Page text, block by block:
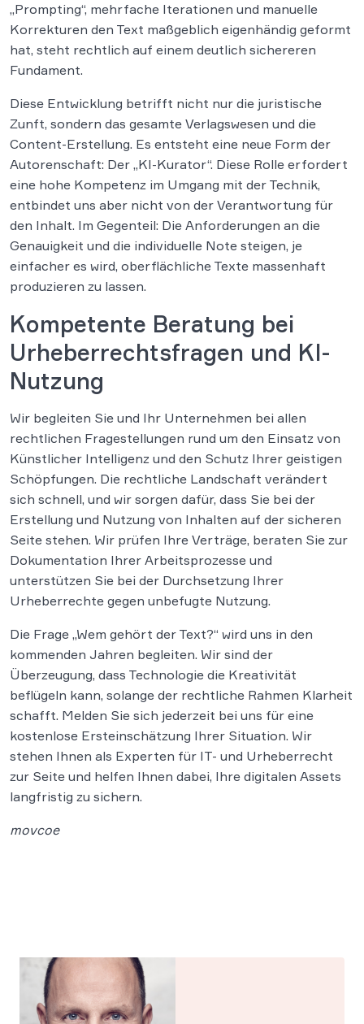
„Prompting“, mehrfache Iterationen und manuelle
Korrekturen den Text maßgeblich eigenhändig geformt
hat, steht rechtlich auf einem deutlich sichereren
Fundament.
Diese Entwicklung betrifft nicht nur die juristische
Zunft, sondern das gesamte Verlagswesen und die
Content-Erstellung. Es entsteht eine neue Form der
Autorenschaft: Der „KI-Kurator“. Diese Rolle erfordert
eine hohe Kompetenz im Umgang mit der Technik,
entbindet uns aber nicht von der Verantwortung für
den Inhalt. Im Gegenteil: Die Anforderungen an die
Genauigkeit und die individuelle Note steigen, je
einfacher es wird, oberflächliche Texte massenhaft
produzieren zu lassen.
Kompetente Beratung bei
Urheberrechtsfragen und KI-
Nutzung
Wir begleiten Sie und Ihr Unternehmen bei allen
rechtlichen Fragestellungen rund um den Einsatz von
Künstlicher Intelligenz und den Schutz Ihrer geistigen
Schöpfungen. Die rechtliche Landschaft verändert
sich schnell, und wir sorgen dafür, dass Sie bei der
Erstellung und Nutzung von Inhalten auf der sicheren
Seite stehen. Wir prüfen Ihre Verträge, beraten Sie zur
Dokumentation Ihrer Arbeitsprozesse und
unterstützen Sie bei der Durchsetzung Ihrer
Urheberrechte gegen unbefugte Nutzung.
Die Frage „Wem gehört der Text?“ wird uns in den
kommenden Jahren begleiten. Wir sind der
Überzeugung, dass Technologie die Kreativität
beflügeln kann, solange der rechtliche Rahmen Klarheit
schafft. Melden Sie sich jederzeit bei uns für eine
kostenlose Ersteinschätzung Ihrer Situation. Wir
stehen Ihnen als Experten für IT- und Urheberrecht
zur Seite und helfen Ihnen dabei, Ihre digitalen Assets
langfristig zu sichern.
movcoe